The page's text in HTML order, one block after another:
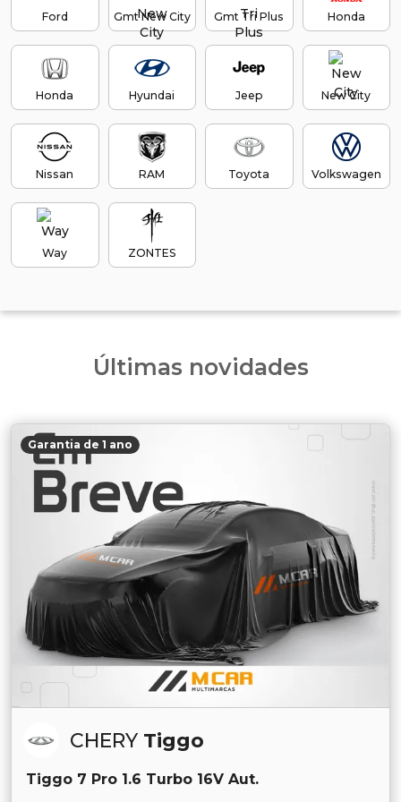
Ford Gmt New City Gmt Tri Plus Honda
Honda Hyundai Jeep New City
Nissan RAM Toyota Volkswagen
Way ZONTES
Últimas novidades
Garantia de 1 ano
CHERY Tiggo
Tiggo 7 Pro 1.6 Turbo 16V Aut.